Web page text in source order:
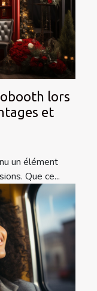
lors
et
un élément
Que ce...